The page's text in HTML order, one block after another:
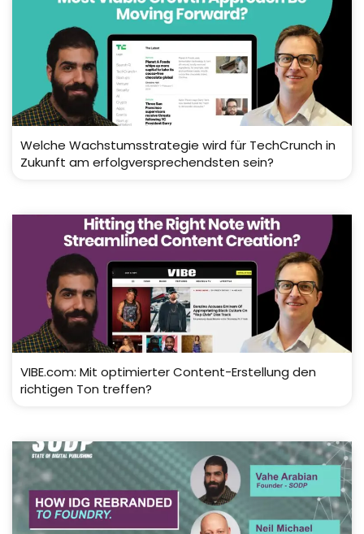
Welche Wachstumsstrategie wird für TechCrunch in
Zukunft am erfolgversprechendsten sein?
VIBE.com: Mit optimierter Content-Erstellung den
richtigen Ton treffen?